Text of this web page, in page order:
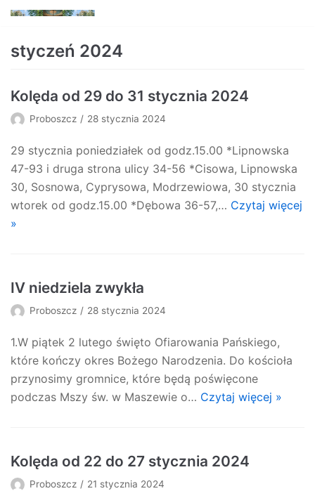
Skocz
treści
styczeń 2024
Kolęda od 29 do 31 stycznia 2024
Proboszcz 28 stycznia 2024
29 stycznia poniedziałek od godz.15.00 *Lipnowska
47-93 i druga strona ulicy 34-56 *Cisowa, Lipnowska
30, Sosnowa, Cyprysowa, Modrzewiowa, 30 stycznia
wtorek od godz.15.00 *Dębowa 36-57,… Czytaj więcej
»
IV niedziela zwykła
Proboszcz 28 stycznia 2024
1.W piątek 2 lutego święto Ofiarowania Pańskiego,
które kończy okres Bożego Narodzenia. Do kościoła
przynosimy gromnice, które będą poświęcone
podczas Mszy św. w Maszewie o… Czytaj więcej »
Kolęda od 22 do 27 stycznia 2024
Proboszcz 21 stycznia 2024